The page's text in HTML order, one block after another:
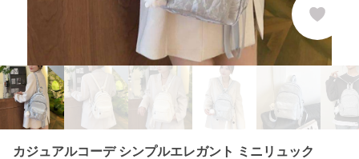
カジュアルコーデ シンプルエレガント ミニリュック